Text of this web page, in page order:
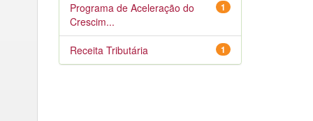
1
Programa de Aceleração do
Crescim...
1
Receita Tributária